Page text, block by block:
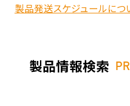
製品発送スケジュールにつ
製品情報検索